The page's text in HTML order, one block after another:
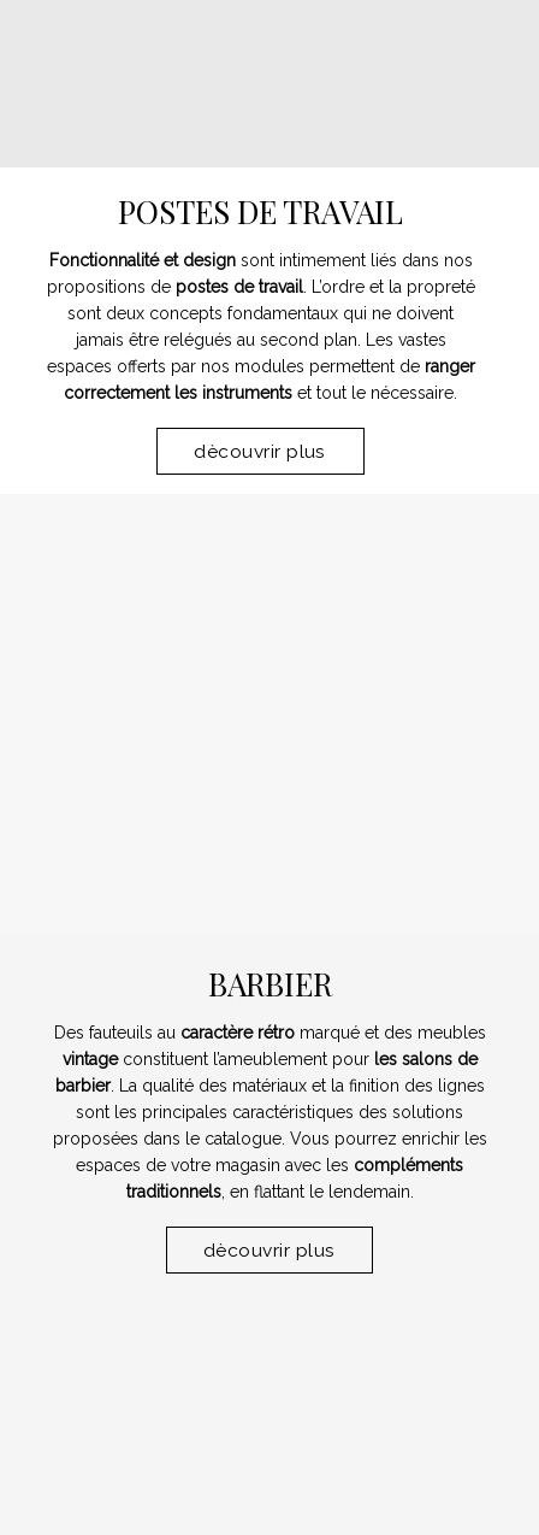
POSTES DE TRAVAIL
Fonctionnalité et designsont intimement liés dans nos
propositions de postes de travail. L’ordre et la propreté
sont deux concepts fondamentaux qui ne doivent
jamais être relégués au second plan. Les vastes
espaces offerts par nos modules permettent de ranger
correctement les instruments et tout le nécessaire.
dècouvrir plus
BARBIER
Des fauteuils au caractère rétromarqué et des meubles
vintageconstituent l’ameublement pour les salons de
barbier. La qualité des matériaux et la finition des lignes
sont les principales caractéristiques des solutions
proposées dans le catalogue. Vous pourrez enrichir les
espaces de votre magasin avec les compléments
traditionnels, en flattant le lendemain.
dècouvrir plus